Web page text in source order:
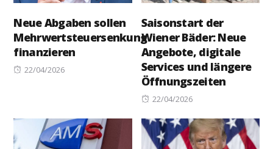
Neue Abgaben sollen
Mehrwertsteuersenkung
finanzieren
Posted
22/04/2026
Saisonstart der
Wiener Bäder: Neue
Angebote, digitale
Services und längere
Öffnungszeiten
Posted
22/04/2026